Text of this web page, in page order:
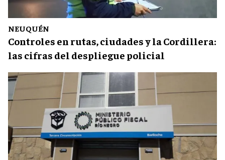
NEUQUÉN
Controles en rutas, ciudades y la Cordillera:
las cifras del despliegue policial